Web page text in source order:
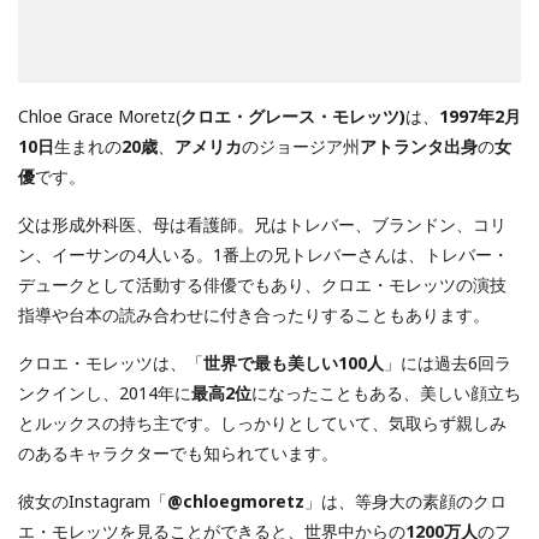
Chloe Grace Moretz(クロエ・グレース・モレッツ)は、 1997年2月
10日生まれの20歳、 アメリカのジョージア州アトランタ出身の女
優です。
父は形成外科医、母は看護師。兄はトレバー、ブランドン、コリ
ン、イーサンの4人いる。1番上の兄トレバーさんは、トレバー・
デュークとして活動する俳優でもあり、クロエ・モレッツの演技
指導や台本の読み合わせに付き合ったりすることもあります。
クロエ・モレッツは、「世界で最も美しい100人 」には過去6回ラ
ンクインし、2014年に最高2位になったこともある、美しい顔立ち
とルックスの持ち主です。しっかりとしていて、気取らず親しみ
のあるキャラクターでも知られています。
彼女のInstagram「@chloegmoretz 」は、等身大の素顔のクロ
エ・モレッツを見ることができると、世界中からの1200万人のフ